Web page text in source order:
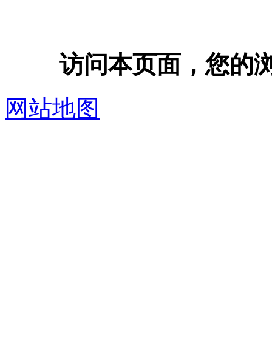
访问本页面，您的
网站地图